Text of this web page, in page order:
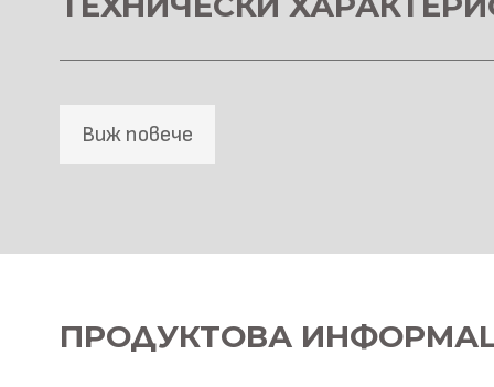
Метод на
Фрезовано снаждане /
Виж повече
напречно сечение
WPC+PETG
ПРОДУКТОВА